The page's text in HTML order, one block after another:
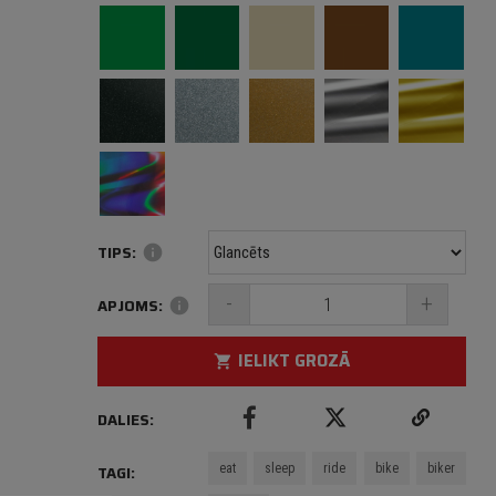
TIPS: info
APJOMS: info - +
shopping_cart IELIKT GROZĀ
DALIES:
TAGI: eat sleep ride bike biker